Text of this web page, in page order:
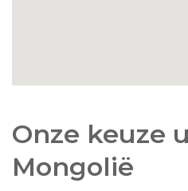
Onze keuze
Mongolië